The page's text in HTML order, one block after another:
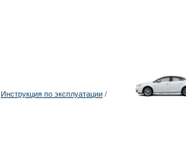
Инструкция по эксплуатации /